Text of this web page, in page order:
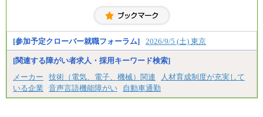
[参加予定クローバー就職フォーラム] 2026/9/5 (土) 東京
[関連する障がい者求人・採用キーワード検索]
メーカー
技術（電気、電子、機械）関連
人材育成制度が充実して
いる企業
音声言語機能障がい 自動車通勤